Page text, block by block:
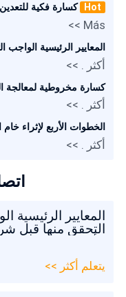
Hot كسارة فكية
Más >>
المعايير الرئيسية
أكثر . >>
كسارة مخروطية لمعالجة
أكثر . >>
الخطوات الأربع لإثراء
أكثر . >>
المعايير الرئيسية
التحقق منها قبل
يتعلم أكثر >>